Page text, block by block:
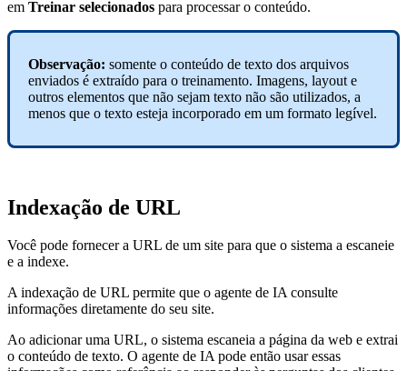
em Treinar selecionados para processar o conteúdo.
Observação: somente o conteúdo de texto dos arquivos
enviados é extraído para o treinamento. Imagens, layout e
outros elementos que não sejam texto não são utilizados, a
menos que o texto esteja incorporado em um formato legível.
Indexação de URL
Você pode fornecer a URL de um site para que o sistema a escaneie
e a indexe.
A indexação de URL permite que o agente de IA consulte
informações diretamente do seu site.
Ao adicionar uma URL, o sistema escaneia a página da web e extrai
o conteúdo de texto. O agente de IA pode então usar essas